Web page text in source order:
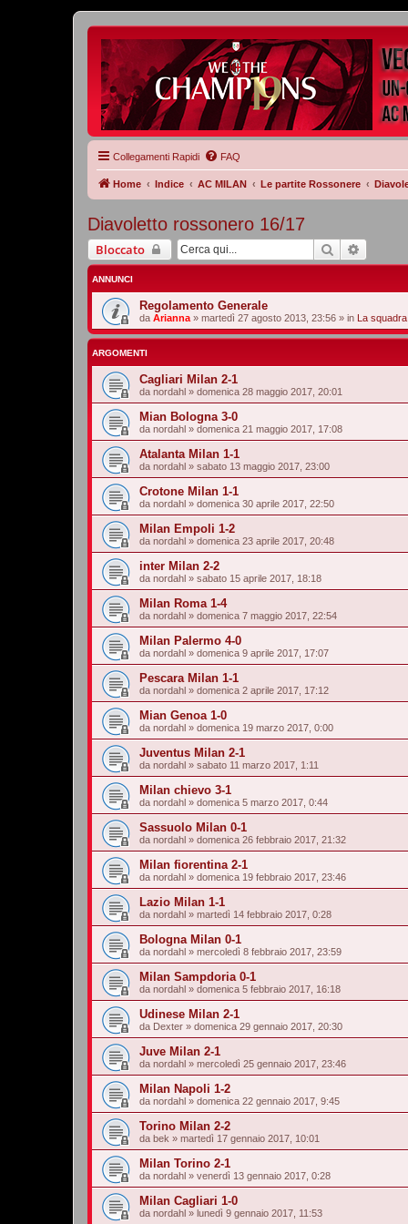
Collegamenti Rapidi FAQ
Home Indice AC MILAN Le partite Rossonere
Diavoletto rossonero 16/17
Bloccato Cerca
ANNUNCI
Regolamento Generale
da Arianna » martedì 27 agosto 2013, 23:56 » in La squadra
ARGOMENTI
Cagliari Milan 2-1
da nordahl » domenica 28 maggio 2017, 20:01
Mian Bologna 3-0
da nordahl » domenica 21 maggio 2017, 17:08
Atalanta Milan 1-1
da nordahl » sabato 13 maggio 2017, 23:00
Crotone Milan 1-1
da nordahl » domenica 30 aprile 2017, 22:50
Milan Empoli 1-2
da nordahl » domenica 23 aprile 2017, 20:48
inter Milan 2-2
da nordahl » sabato 15 aprile 2017, 18:18
Milan Roma 1-4
da nordahl » domenica 7 maggio 2017, 22:54
Milan Palermo 4-0
da nordahl » domenica 9 aprile 2017, 17:07
Pescara Milan 1-1
da nordahl » domenica 2 aprile 2017, 17:12
Mian Genoa 1-0
da nordahl » domenica 19 marzo 2017, 0:00
Juventus Milan 2-1
da nordahl » sabato 11 marzo 2017, 1:11
Milan chievo 3-1
da nordahl » domenica 5 marzo 2017, 0:44
Sassuolo Milan 0-1
da nordahl » domenica 26 febbraio 2017, 21:32
Milan fiorentina 2-1
da nordahl » domenica 19 febbraio 2017, 23:46
Lazio Milan 1-1
da nordahl » martedì 14 febbraio 2017, 0:28
Bologna Milan 0-1
da nordahl » mercoledì 8 febbraio 2017, 23:59
Milan Sampdoria 0-1
da nordahl » domenica 5 febbraio 2017, 16:18
Udinese Milan 2-1
da Dexter » domenica 29 gennaio 2017, 20:30
Juve Milan 2-1
da nordahl » mercoledì 25 gennaio 2017, 23:46
Milan Napoli 1-2
da nordahl » domenica 22 gennaio 2017, 9:45
Torino Milan 2-2
da bek » martedì 17 gennaio 2017, 10:01
Milan Torino 2-1
da nordahl » venerdì 13 gennaio 2017, 0:28
Milan Cagliari 1-0
da nordahl » lunedì 9 gennaio 2017, 11:53